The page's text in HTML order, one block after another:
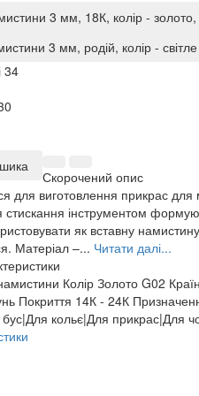
3 мм, 18К, колір -
3 мм, родій, колір -
34
Скорочений опис
для виготовлення прикрас для
стискання інструментом
як вставну
Матеріал –... Читати далі...
Колір Золото G02
Покриття 14К - 24К
кольє|Для прикрас|Для